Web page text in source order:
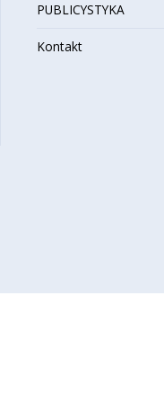
PUBLICYSTYKA
Kontakt